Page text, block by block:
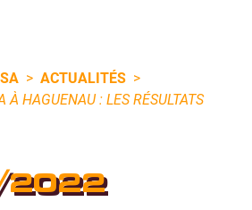
> ACTUALITÉS >
À HAGUENAU : LES RÉSULTATS